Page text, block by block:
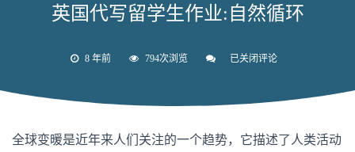
英国代写留学生作业:自然循环
8 年前 794次浏览
英
生
已关闭评论
全球变暖是近年来人们关注的一个趋势，它描述了人类活动